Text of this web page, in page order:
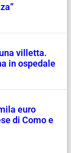
villetta.
in ospedale
euro
di Como e